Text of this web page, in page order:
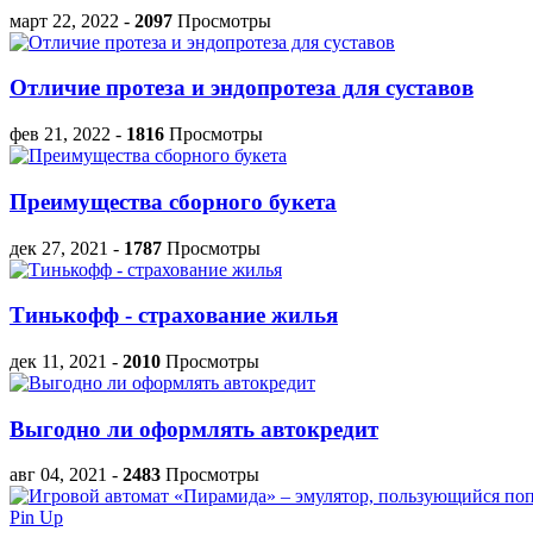
март 22, 2022 - 2097 Просмотры
Отличие протеза и эндопротеза для суставов
фев 21, 2022 - 1816 Просмотры
Преимущества сборного букета
дек 27, 2021 - 1787 Просмотры
Тинькофф - страхование жилья
дек 11, 2021 - 2010 Просмотры
Выгодно ли оформлять автокредит
авг 04, 2021 - 2483 Просмотры